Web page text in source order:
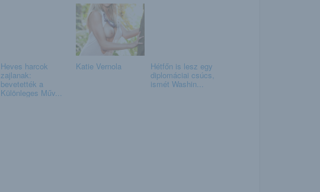
Heves harcok
zajlanak:
bevetették a
Különleges Műv...
Katie Vernola Hétfőn is lesz egy
diplomáciai csúcs,
ismét Washin...